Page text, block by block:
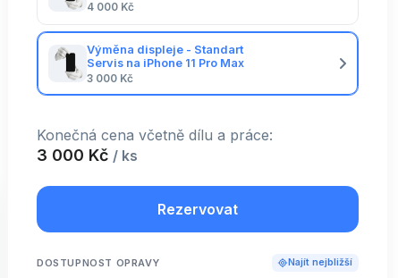
4 000 Kč
Výměna displeje - Standart
Servis na iPhone 11 Pro Max
3 000 Kč
Konečná cena včetně dílu a práce:
3 000 Kč / ks
Rezervovat
DOSTUPNOST OPRAVY Najít nejbližší